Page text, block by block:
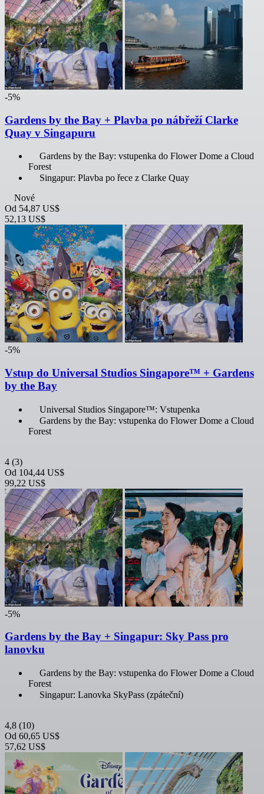
-5%
Gardens by the Bay + Plavba po nábřeží Clarke
Quay v Singapuru
Gardens by the Bay: vstupenka do Flower Dome a Cloud
Forest
Singapur: Plavba po řece z Clarke Quay
Nové
Od 54,87 US$
52,13 US$
-5%
Vstup do Universal Studios Singapore™ + Gardens
by the Bay
Universal Studios Singapore™: Vstupenka
Gardens by the Bay: vstupenka do Flower Dome a Cloud
Forest
4 (3)
Od 104,44 US$
99,22 US$
-5%
Gardens by the Bay + Singapur: Sky Pass pro
lanovku
Gardens by the Bay: vstupenka do Flower Dome a Cloud
Forest
Singapur: Lanovka SkyPass (zpáteční)
4,8 (10)
Od 60,65 US$
57,62 US$